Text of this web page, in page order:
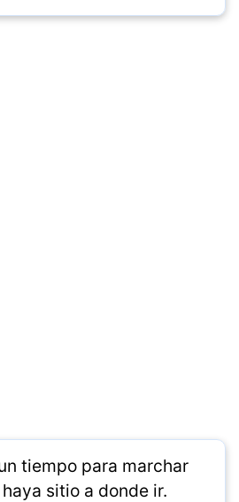
tiempo para marchar
sitio a donde ir.